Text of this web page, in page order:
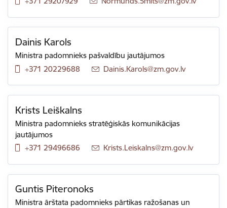
Dainis Karols
Ministra padomnieks pašvaldību jautājumos
+371 20229688
E-pasts:
Dainis.Karols@zm.gov.lv
Krists Leiškalns
Ministra padomnieks stratēģiskās komunikācijas
jautājumos
+371 29496686
E-pasts:
Krists.Leiskalns@zm.gov.lv
Guntis Piteronoks
Ministra ārštata padomnieks pārtikas ražošanas un